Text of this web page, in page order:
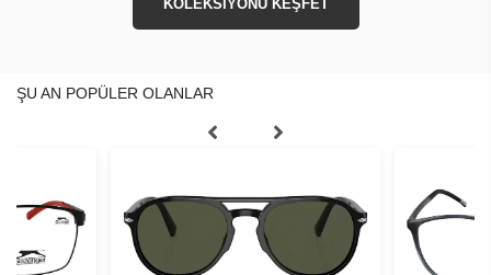
KOLEKSİYONU KEŞFET
ŞU AN POPÜLER OLANLAR